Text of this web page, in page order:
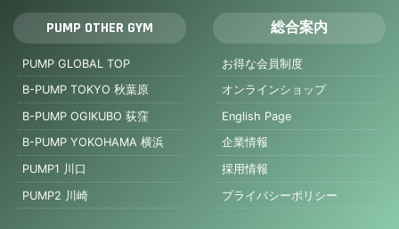
PUMP OTHER GYM
PUMP GLOBAL TOP
B-PUMP TOKYO 秋葉原
B-PUMP OGIKUBO 荻窪
B-PUMP YOKOHAMA 横浜
PUMP1 川口
PUMP2 川崎
総合案内
お得な会員制度
オンラインショップ
English Page
企業情報
採用情報
プライバシーポリシー